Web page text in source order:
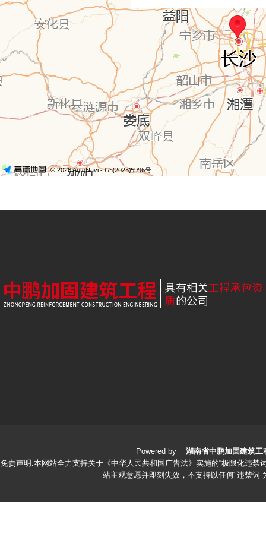
Powered by 湖南省中鹏加固建筑工
免责声明:本网站全力支持关于《中华人民共和国广告法》实施的“极限化违禁
站主观意愿并即刻失效，不支持以任何"违禁词